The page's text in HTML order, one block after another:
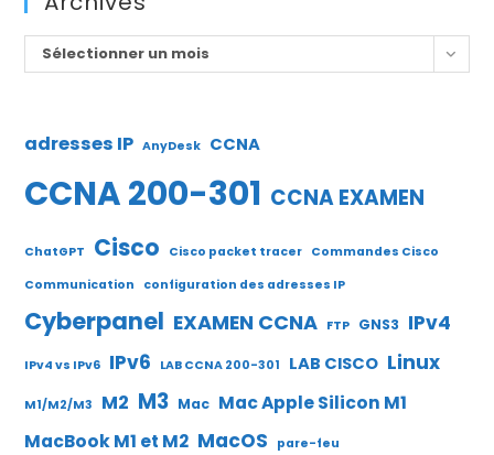
Archives
Sélectionner un mois
adresses IP AnyDesk CCNA
CCNA 200-301 CCNA EXAMEN
ChatGPT Cisco Cisco packet tracer Commandes Cisco
Communication
configuration des adresses IP
Cyberpanel EXAMEN CCNA FTP GNS3 IPv4
IPv4 vs IPv6 IPv6 LAB CCNA 200-301 LAB CISCO Linux
M1/M2/M3 M2 M3 Mac Mac Apple Silicon M1
MacBook M1 et M2 MacOS pare-feu